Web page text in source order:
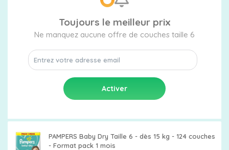
Toujours le meilleur prix
Ne manquez aucune offre de couches taille 6
PAMPERS Baby Dry Taille 6 - dès 15 kg - 124 couches
- Format pack 1 mois